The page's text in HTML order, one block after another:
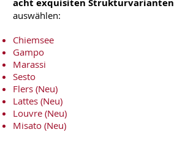
acht exquisiten Strukturvarianten
auswählen:
Chiemsee
Gampo
Marassi
Sesto
Flers (Neu)
Lattes (Neu)
Louvre (Neu)
Misato (Neu)